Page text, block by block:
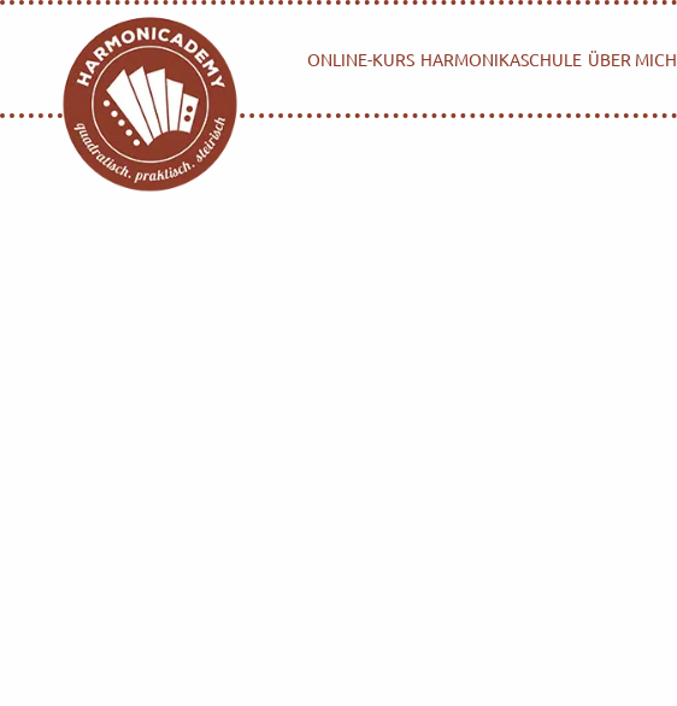
ONLINE-KURS HARMONIKASCHULE ÜBER MICH